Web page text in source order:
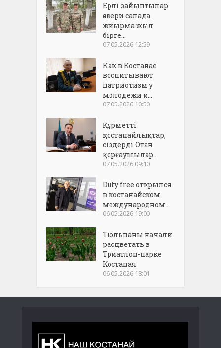
Ерлі зайыптылар
әскери салада
жиырма жыл
бірге...
07.05.2026 12:59
Как в Костанае
воспитывают
патриотизм у
молодежи и...
07.05.2026 10:50
Құрметті
қостанайлықтар,
сіздерді Отан
қорғаушылар...
07.05.2026 09:10
Duty free открылся
в костанайском
международном...
06.05.2026 19:00
Тюльпаны начали
расцветать в
Триатлон-парке
Костаная
06.05.2026 18:01